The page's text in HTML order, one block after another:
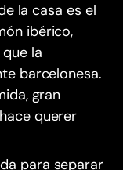
la casa es el
ibérico,
la
barcelonesa.
gran
querer
para separar